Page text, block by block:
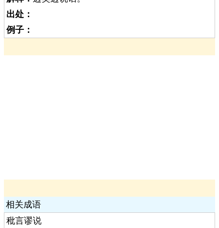
出处：
例子：
相关成语
秕言谬说